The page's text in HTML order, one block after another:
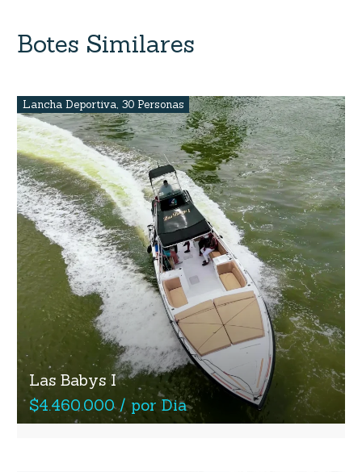
Botes Similares
Lancha Deportiva, 30 Personas
Las Babys I
$4.460.000 / por Dia